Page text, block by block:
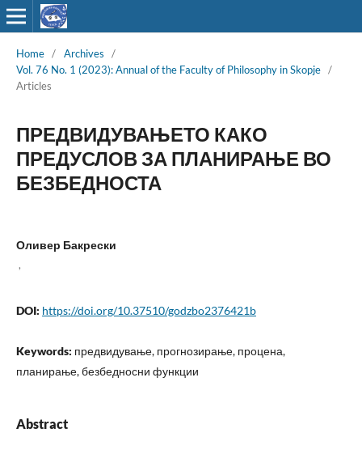
Home / Archives
/
Vol. 76 No. 1 (2023): Annual of the Faculty of Philosophy in Skopje /
Articles
ПРЕДВИДУВАЊЕТО КАКО
ПРЕДУСЛОВ ЗА ПЛАНИРАЊЕ ВО
БЕЗБЕДНОСТА
Оливер Бакрески
,
DOI: https://doi.org/10.37510/godzbo2376421b
Keywords: предвидување, прогнозирање, процена,
планирање, безбедносни функции
Abstract